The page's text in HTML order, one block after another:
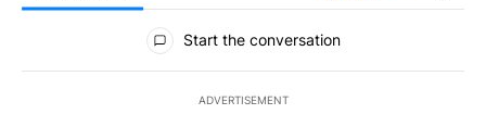
All Comments
Start the conversation
ADVERTISEMENT